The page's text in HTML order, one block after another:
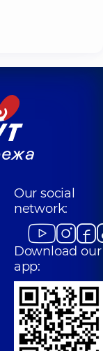
Our social
network:
Download our
app: